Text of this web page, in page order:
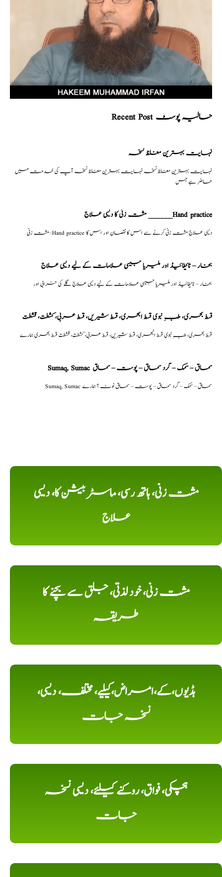
Recent Post حالیہ پوسٹ
نہایت بہترین مغلظ نسخہ
نہایت بہترین مغلظ نسخہ نہایت بہترین مغلظ نسخہ آپ کی خدمت میں
حاضر ہے جس
مشت زنی کا دیسی علاج _______Hand practice
مشت زنی–Hand practice دیسی علاج مشت زنی کرنے سے اس کا نقصان اور اس کا
بخار – ٹائیفائیڈ اور ملیریا جیسی علامات کے لیے دیسی علاج
بخار – ٹائیفائیڈ اور ملیریا جیسی علامات کے لیے دیسی علاج گلے کی خرابی اور
قسط بحری، طبِ نبوی قسط البحری، قسط شیریں، قسط عربی، كشطت، قشطت
قسط بحری، طبِ نبوی قسط البحری، قسط شیریں، قسط عربی، كشطت، قشطت قسط بحری ہمارے
Sumaq, Sumac سماق – سُمک – گرد سماق – پوست – سماق
Sumaq, Sumac سماق – سُمک – گرد سماق – پوست – سماق نوٹ ؟ ہمارے
مشت زنی، ہاتھ رسی، ماسٹر بیشن کا، دیسی
علاج
مشت زنی، خود لذتی، جلق سے بچنے کا
طریقہ
ہڈیوں،کے،امراض،کیلیے، مختلف، دیسی،
نسخہ جات
ہچکی، فواق، روکنے کیلئے، دیسی نسخہ
جات